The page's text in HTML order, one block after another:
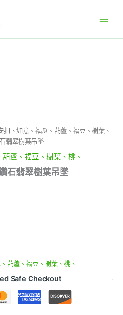
扣、如意、福瓜、葫蘆、福豆、樹葉、
翡翠樹葉吊墜
蘆、福豆、樹葉、桃、
石翡翠樹葉吊墜
葫蘆、福豆、樹葉、桃、
Safe Checkout